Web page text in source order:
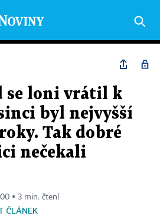
se loni vrátil k
byl nejvyšší
Tak dobré
nečekali
▪ 3 min. čtení
ČLÁNEK